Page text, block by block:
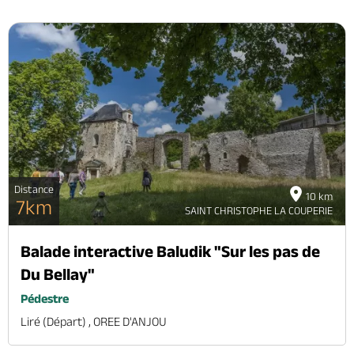
10 km
SAINT CHRISTOPHE LA COUPERIE
Distance
7km
Balade interactive Baludik "Sur les pas de
Du Bellay"
Pédestre
Liré (départ) , OREE D'ANJOU